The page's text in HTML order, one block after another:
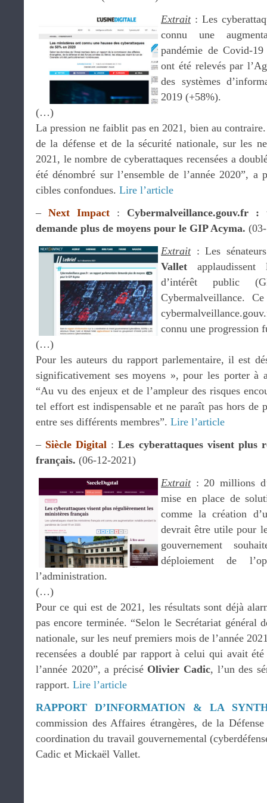
Extrait: Les
connu une
pandémie de Covid-
ont été relevés par
des systèmes
2019 (+58%).
(…)
La pression ne faiblit pas en 2021, bien au
de la défense et de la sécurité nationale, sur les
2021, le nombre de cyberattaques recensées a
été dénombré sur l’ensemble de l’année 2020”, a
cibles confondues. Lire l’article
– Next Impact : Cybermalveillance.gouv.fr
demande plus de moyens pour le GIP Acyma.
Extrait: Les
Vallet
d’intérêt public
Cybermalveillance.
connu une progression
(…)
Pour les auteurs du rapport parlementaire, il est
significativement ses moyens », pour les porter à
“Au vu des enjeux et de l’ampleur des risques
tel effort est indispensable et ne paraît pas hors de
entre ses différents membres”. Lire l’article
– Siècle Digital :Les cyberattaques visent plus
français. (06-12-2021)
Extrait: 20 millions
mise en place de
comme la création
devrait être utile pour
gouvernement
déploiement de
l’administration.
(…)
Pour ce qui est de 2021, les résultats sont déjà
pas encore terminée. “Selon le Secrétariat général
nationale, sur les neuf premiers mois de l’année
recensées a doublé par rapport à celui qui avait été
l’année 2020”, a précisé Olivier Cadic, l’un des
rapport. Lire l’article
RAPPORT D’INFORMATION & LA
commission des Affaires étrangères, de la
coordination du travail gouvernemental
Cadic et Mickaël Vallet.